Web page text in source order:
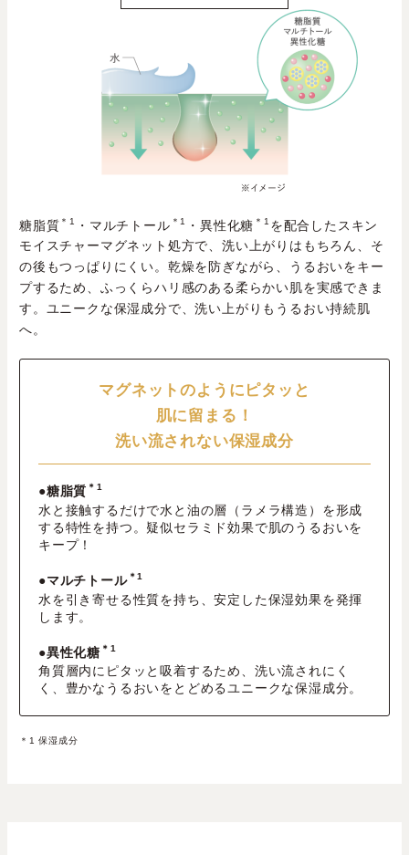
糖脂質 ＊1 ・マルチトール ＊1 ・異性化糖 ＊1 を配合したスキン
モイスチャーマグネット処方で、洗い上がりはもちろん、そ
の後もつっぱりにくい。乾燥を防ぎながら、うるおいをキー
プするため、ふっくらハリ感のある柔らかい肌を実感できま
す。ユニークな保湿成分で、洗い上がりもうるおい持続肌
へ。
マグネットのようにピタッと
肌に留まる！
洗い流されない保湿成分
●糖脂質 ＊1
水と接触するだけで水と油の層（ラメラ構造）を形成
する特性を持つ。疑似セラミド効果で肌のうるおいを
キープ！
●マルチトール ＊1
水を引き寄せる性質を持ち、安定した保湿効果を発揮
します。
●異性化糖 ＊1
角質層内にピタッと吸着するため、洗い流されにく
く、豊かなうるおいをとどめるユニークな保湿成分。
＊1 保湿成分